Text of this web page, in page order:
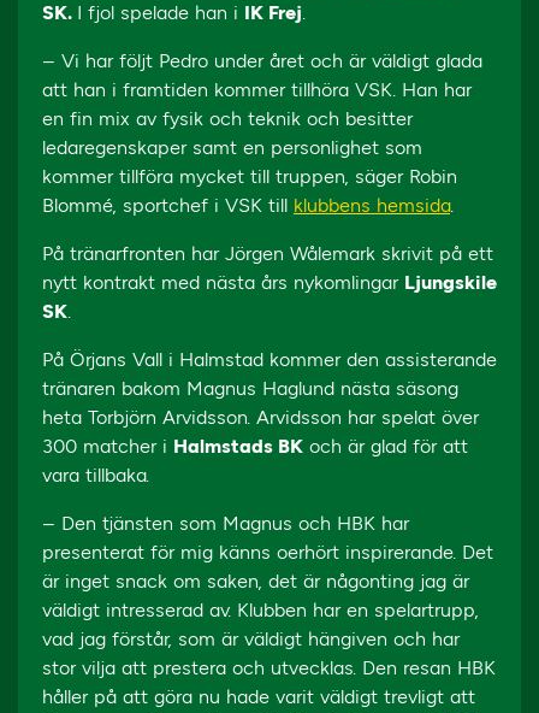
SK. I fjol spelade han i IK Frej.
– Vi har följt Pedro under året och är väldigt glada
att han i framtiden kommer tillhöra VSK. Han har
en fin mix av fysik och teknik och besitter
ledaregenskaper samt en personlighet som
kommer tillföra mycket till truppen, säger Robin
Blommé, sportchef i VSK till klubbens hemsida.
På tränarfronten har Jörgen Wålemark skrivit på ett
nytt kontrakt med nästa års nykomlingar Ljungskile
SK.
På Örjans Vall i Halmstad kommer den assisterande
tränaren bakom Magnus Haglund nästa säsong
heta Torbjörn Arvidsson. Arvidsson har spelat över
300 matcher i Halmstads BK och är glad för att
vara tillbaka.
– Den tjänsten som Magnus och HBK har
presenterat för mig känns oerhört inspirerande. Det
är inget snack om saken, det är någonting jag är
väldigt intresserad av. Klubben har en spelartrupp,
vad jag förstår, som är väldigt hängiven och har
stor vilja att prestera och utvecklas. Den resan HBK
håller på att göra nu hade varit väldigt trevligt att